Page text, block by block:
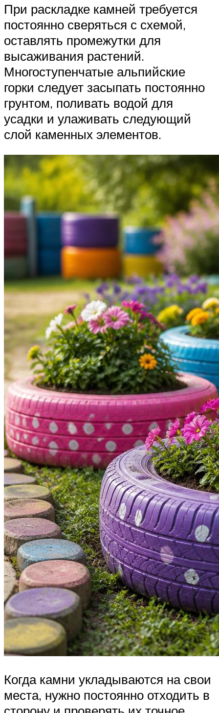
При раскладке камней требуется
постоянно сверяться с схемой,
оставлять промежутки для
высаживания растений.
Многоступенчатые альпийские
горки следует засыпать постоянно
грунтом, поливать водой для
усадки и улаживать следующий
слой каменных элементов.
Когда камни укладываются на свои
места, нужно постоянно отходить в